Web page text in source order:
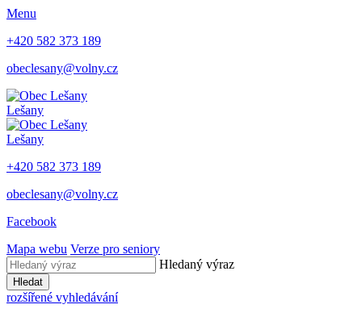
Menu
+420 582 373 189
obeclesany@volny.cz
Lešany
Lešany
+420 582 373 189
obeclesany@volny.cz
Facebook
Mapa webu Verze pro seniory
Hledaný výraz
Hledat
rozšířené vyhledávání